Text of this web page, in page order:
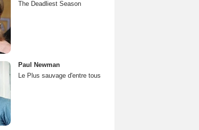
The Deadliest Season
Paul Newman
Le Plus sauvage d'entre tous